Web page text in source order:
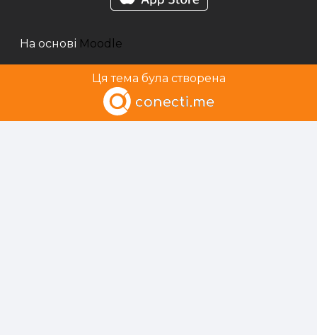
На основі Moodle
Ця тема була створена